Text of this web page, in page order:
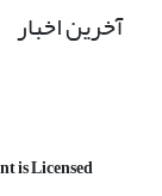
آخرین اخبار
is Licensed